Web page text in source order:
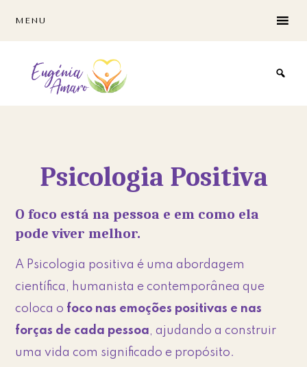
content
MENU
Psicologia Positiva
O foco está na pessoa e em como ela
pode viver melhor.
A Psicologia positiva é uma abordagem
científica, humanista e contemporânea que
coloca o foco nas emoções positivas e nas
forças de cada pessoa, ajudando a construir
uma vida com significado e propósito.